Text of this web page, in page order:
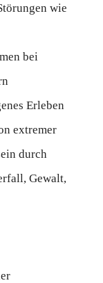
wie
bei
Erleben
extremer
durch
Gewalt,